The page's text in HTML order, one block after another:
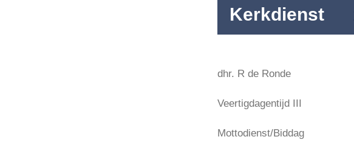
Kerkdienst
dhr. R de Ronde
Veertigdagentijd III
Mottodienst/Biddag